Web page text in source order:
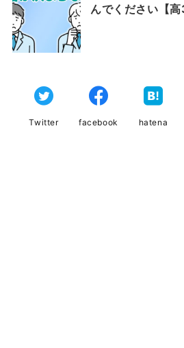
んでください【高
Twitter facebook hatena